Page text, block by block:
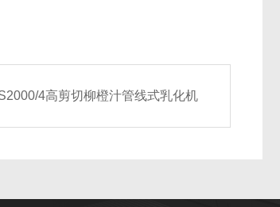
4高剪切柳橙汁管线式乳化机